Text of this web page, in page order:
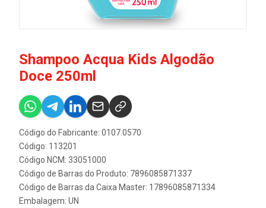
Shampoo Acqua Kids Algodão
Doce 250ml
Código do Fabricante: 0107.0570
Código: 113201
Código NCM: 33051000
Código de Barras do Produto: 7896085871337
Código de Barras da Caixa Master: 17896085871334
Embalagem: UN